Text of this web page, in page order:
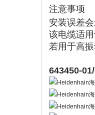
注意事项
安装误差
该电缆适用
若用于高
643450-